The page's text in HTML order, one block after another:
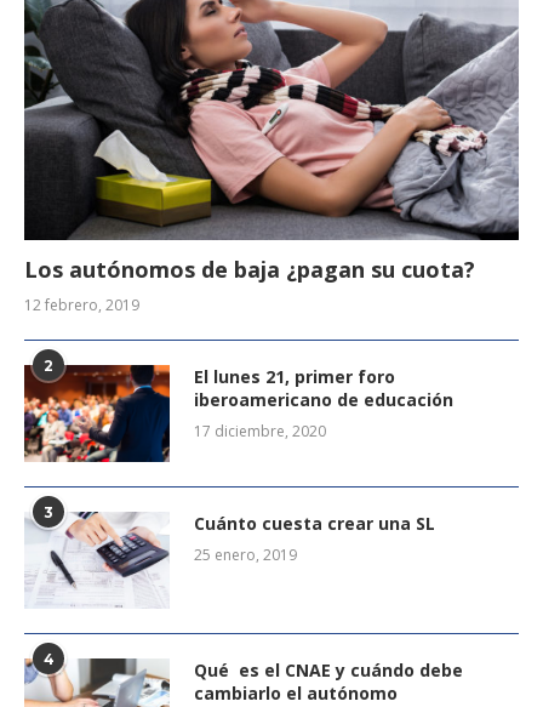
Los autónomos de baja ¿pagan su cuota?
12 febrero, 2019
2
El lunes 21, primer foro
iberoamericano de educación
17 diciembre, 2020
3 Cuánto cuesta crear una SL
25 enero, 2019
4
Qué es el CNAE y cuándo debe
cambiarlo el autónomo